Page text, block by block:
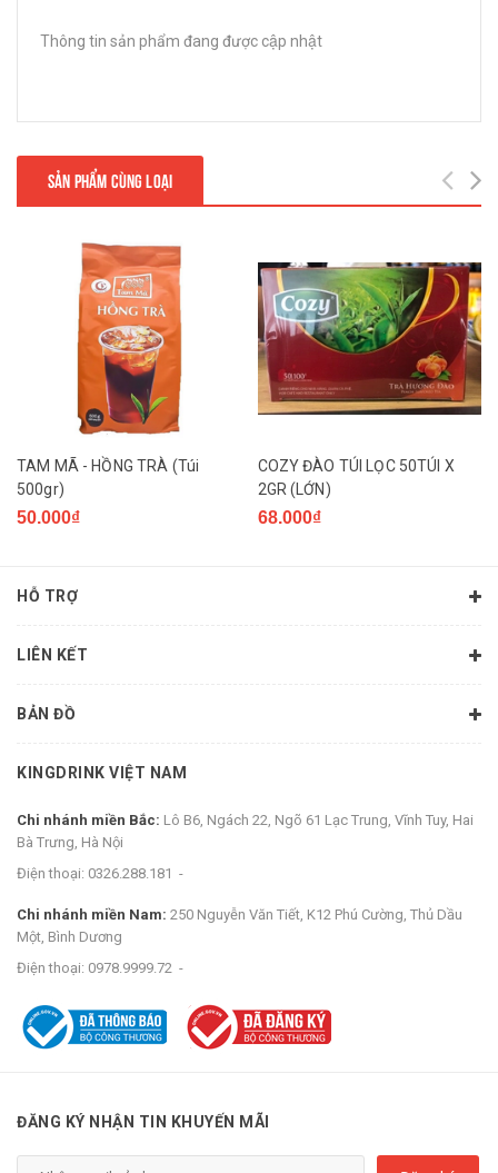
Thông tin sản phẩm đang được cập nhật
SẢN PHẨM CÙNG LOẠI
TAM MÃ - HỒNG TRÀ (Túi
500gr)
50.000₫
COZY ĐÀO TÚI LỌC 50TÚI X
2GR (LỚN)
68.000₫
HỖ TRỢ
LIÊN KẾT
BẢN ĐỒ
KINGDRINK VIỆT NAM
Chi nhánh miền Bắc: Lô B6, Ngách 22, Ngõ 61 Lạc Trung, Vĩnh Tuy, Hai
Bà Trưng, Hà Nội
Điện thoại: 0326.288.181 -
Chi nhánh miền Nam: 250 Nguyễn Văn Tiết, K12 Phú Cường, Thủ Dầu
Một, Bình Dương
Điện thoại: 0978.9999.72 -
ĐĂNG KÝ NHẬN TIN KHUYẾN MÃI